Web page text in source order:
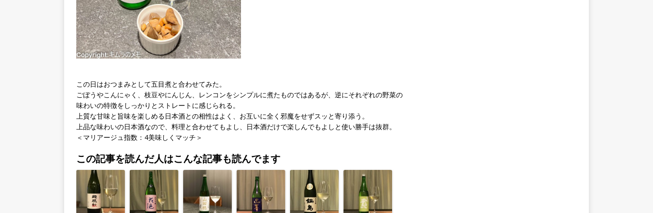
この日はおつまみとして五目煮と合わせてみた。
ごぼうやこんにゃく、枝豆やにんじん、レンコンをシンプルに煮たものではあるが、逆にそれぞれの野菜の
味わいの特徴をしっかりとストレートに感じられる。
上質な甘味と旨味を楽しめる日本酒との相性はよく、お互いに全く邪魔をせずスッと寄り添う。
上品な味わいの日本酒なので、料理と合わせてもよし、日本酒だけで楽しんでもよしと使い勝手は抜群。
＜マリアージュ指数：4美味しくマッチ＞
この記事を読んだ人はこんな記事も読んでます